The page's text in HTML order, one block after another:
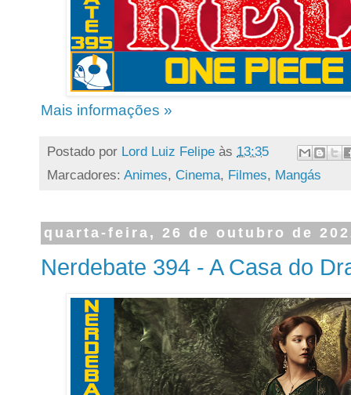
Mais informações »
Postado por Lord Luiz Felipe às 13:35
Marcadores: Animes, Cinema, Filmes, Mangás
quarta-feira, 26 de outubro de
Nerdebate 394 - A Casa do